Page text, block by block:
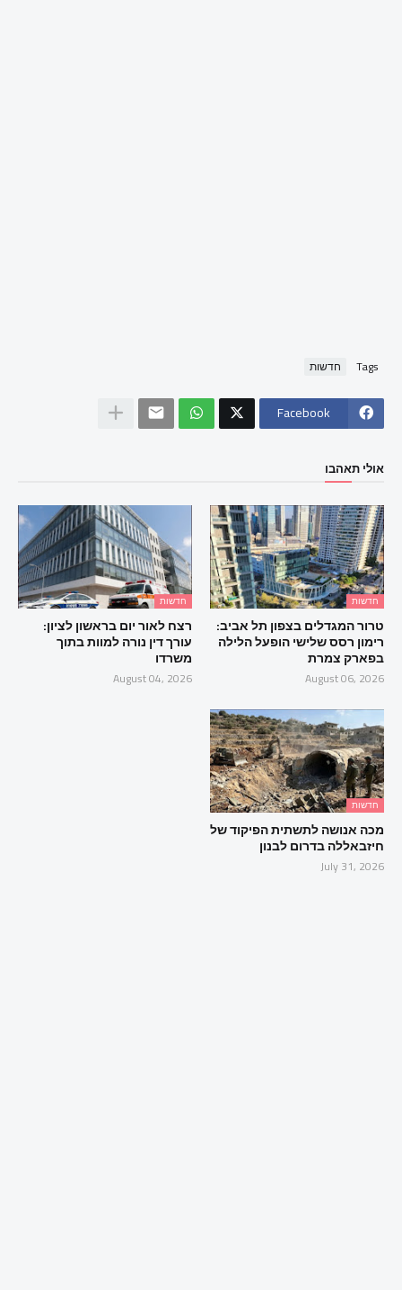
Tags חדשות
Facebook
אולי תאהבו
חדשות
טרור המגדלים בצפון תל אביב:
רימון רסס שלישי הופעל הלילה
בפארק צמרת
August 06, 2026
חדשות
רצח לאור יום בראשון לציון:
עורך דין נורה למוות בתוך
משרדו
August 04, 2026
חדשות
מכה אנושה לתשתית הפיקוד של
חיזבאללה בדרום לבנון
July 31, 2026